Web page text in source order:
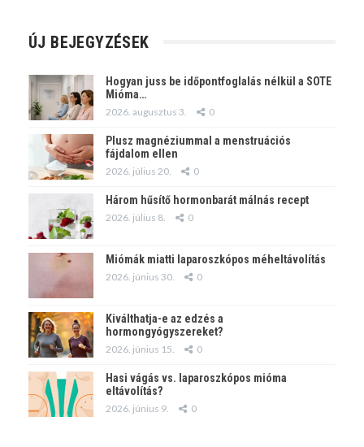
ÚJ BEJEGYZÉSEK
Hogyan juss be időpontfoglalás nélkül a SOTE
Mióma…
2026. augusztus 3. 0
Plusz magnéziummal a menstruációs
fájdalom ellen
2026. július 20. 0
Három hűsítő hormonbarát málnás recept
2026. július 8. 0
Miómák miatti laparoszkópos méheltávolítás
2026. június 30. 0
Kiválthatja-e az edzés a
hormongyógyszereket?
2026. június 15. 0
Hasi vágás vs. laparoszkópos mióma
eltávolítás?
2026. június 9. 0